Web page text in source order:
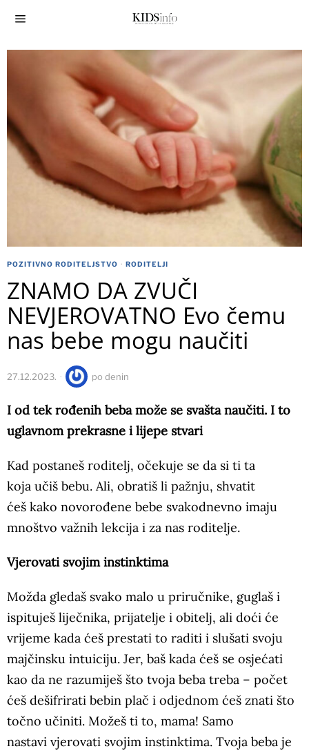
POZITIVNO RODITELJSTVO · RODITELJI
ZNAMO DA ZVUČI
NEVJEROVATNO Evo čemu
nas bebe mogu naučiti
27.12.2023. po denin
I od tek rođenih beba može se svašta naučiti. I to
uglavnom prekrasne i lijepe stvari
Kad postaneš roditelj, očekuje se da si ti ta
koja učiš bebu. Ali, obratiš li pažnju, shvatit
ćeš kako novorođene bebe svakodnevno imaju
mnoštvo važnih lekcija i za nas roditelje.
Vjerovati svojim instinktima
Možda gledaš svako malo u priručnike, guglaš i
ispituješ liječnika, prijatelje i obitelj, ali doći će
vrijeme kada ćeš prestati to raditi i slušati svoju
majčinsku intuiciju. Jer, baš kada ćeš se osjećati
kao da ne razumiješ što tvoja beba treba – počet
ćeš dešifrirati bebin plač i odjednom ćeš znati što
točno učiniti. Možeš ti to, mama! Samo
nastavi vjerovati svojim instinktima. Tvoja beba je